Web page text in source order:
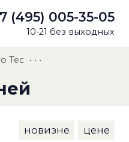
(495) 005-35-05
10-21 без выходных
Tec • • •
новизне цене